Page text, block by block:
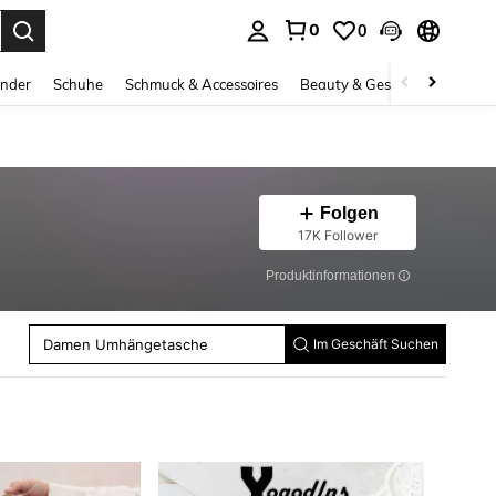
0 0
Schuhe Schmuck & Accessoires Beauty & Gesundheit
Folgen
17K Follower
Produktinformationen
Damen Schultertaschen
Damen Umhängetasche
Taschen Charms
Im Geschäft Suchen